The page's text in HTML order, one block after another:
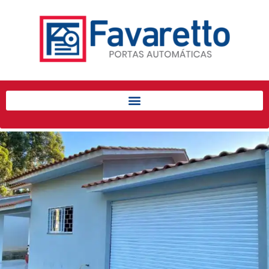
Início
Produtos
Porta de Enrolar Automática
Automatizadores
Acessórios Para Portas de
Enrolar
Pintura eletrostática
Portfólio
Contato